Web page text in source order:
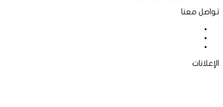
تواصل معنا
الإعلانات